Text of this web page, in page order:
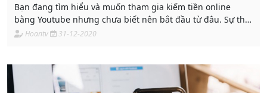
Bạn đang tìm hiểu và muốn tham gia kiếm tiền online
bằng Youtube nhưng chưa biết nên bắt đầu từ đâu. Sự thật
đăng video lên Youtube có được tiền không?
Hoantv 31-12-2020